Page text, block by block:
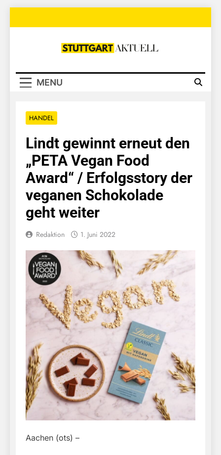
Stuttgart
MENU
HANDEL
Lindt gewinnt erneut den
„PETA Vegan Food
Award“ / Erfolgsstory der
veganen Schokolade
geht weiter
Redaktion 1. Juni 2022
Aachen (ots) –